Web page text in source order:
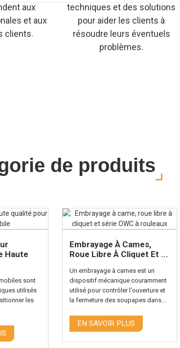
aux
et aux
clients.
techniques et des solutions
pour aider les clients à
résoudre leurs éventuels
problèmes.
de produits
Haute
sont
utilisés
les
Embrayage À Cames,
Roue Libre À Cliquet Et ...
Un embrayage à cames est un
dispositif mécanique couramment
utilisé pour contrôler l'ouverture et
la fermeture des soupapes dans...
EN SAVOIR PLUS